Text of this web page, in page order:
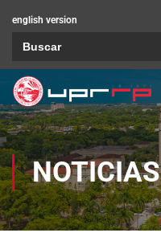
english version
NOTICIAS